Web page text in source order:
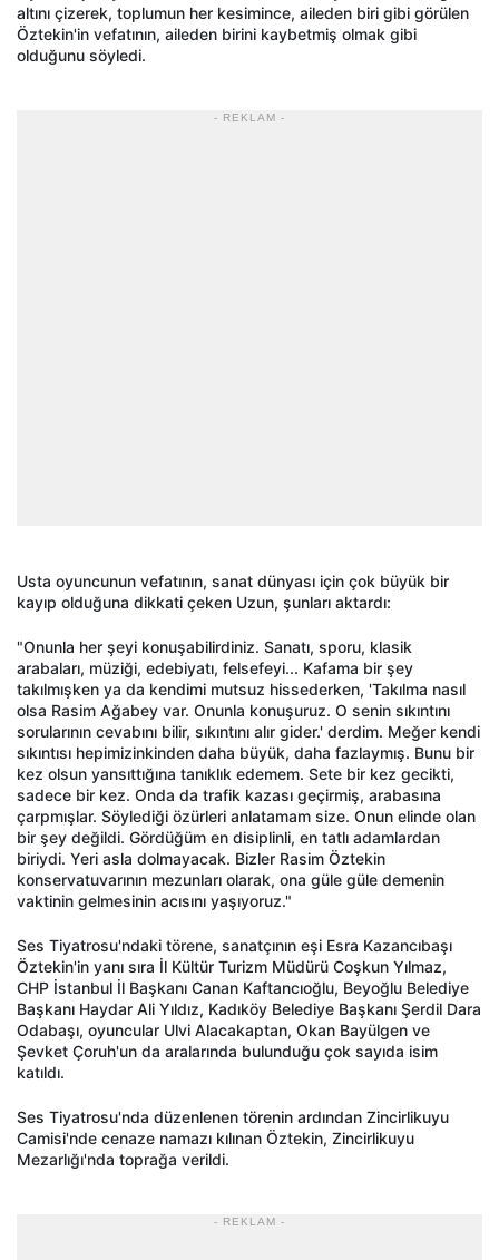
altını çizerek, toplumun her kesimince, aileden biri gibi görülen
Öztekin'in vefatının, aileden birini kaybetmiş olmak gibi
olduğunu söyledi.
- REKLAM -
Usta oyuncunun vefatının, sanat dünyası için çok büyük bir
kayıp olduğuna dikkati çeken Uzun, şunları aktardı:
"Onunla her şeyi konuşabilirdiniz. Sanatı, sporu, klasik
arabaları, müziği, edebiyatı, felsefeyi... Kafama bir şey
takılmışken ya da kendimi mutsuz hissederken, 'Takılma nasıl
olsa Rasim Ağabey var. Onunla konuşuruz. O senin sıkıntını
sorularının cevabını bilir, sıkıntını alır gider.' derdim. Meğer kendi
sıkıntısı hepimizinkinden daha büyük, daha fazlaymış. Bunu bir
kez olsun yansıttığına tanıklık edemem. Sete bir kez gecikti,
sadece bir kez. Onda da trafik kazası geçirmiş, arabasına
çarpmışlar. Söylediği özürleri anlatamam size. Onun elinde olan
bir şey değildi. Gördüğüm en disiplinli, en tatlı adamlardan
biriydi. Yeri asla dolmayacak. Bizler Rasim Öztekin
konservatuvarının mezunları olarak, ona güle güle demenin
vaktinin gelmesinin acısını yaşıyoruz."
Ses Tiyatrosu'ndaki törene, sanatçının eşi Esra Kazancıbaşı
Öztekin'in yanı sıra İl Kültür Turizm Müdürü Coşkun Yılmaz,
CHP İstanbul İl Başkanı Canan Kaftancıoğlu, Beyoğlu Belediye
Başkanı Haydar Ali Yıldız, Kadıköy Belediye Başkanı Şerdil Dara
Odabaşı, oyuncular Ulvi Alacakaptan, Okan Bayülgen ve
Şevket Çoruh'un da aralarında bulunduğu çok sayıda isim
katıldı.
Ses Tiyatrosu'nda düzenlenen törenin ardından Zincirlikuyu
Camisi'nde cenaze namazı kılınan Öztekin, Zincirlikuyu
Mezarlığı'nda toprağa verildi.
- REKLAM -